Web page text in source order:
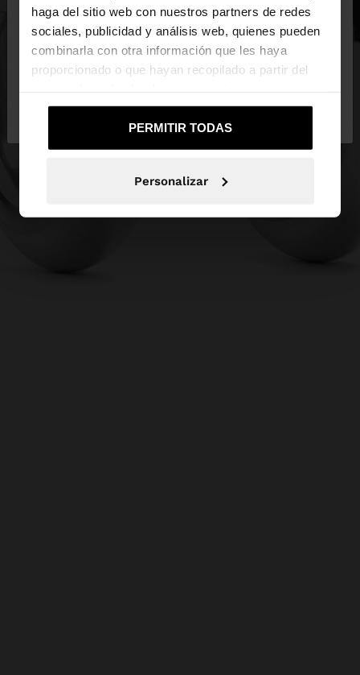
haga del sitio web con nuestros partners de redes
sociales, publicidad y análisis web, quienes pueden
combinarla con otra información que les haya
proporcionado o que hayan recopilado a partir del
PERMITIR TODAS
Personalizar
Estás accediendo a la web de Ecuador. ¿Quieres ir
a la web de United States?